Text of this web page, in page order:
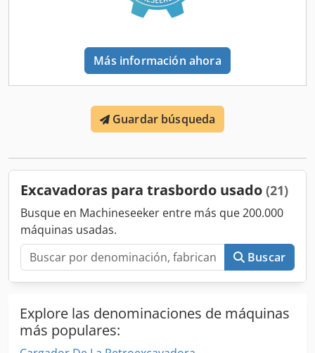
Más información ahora
Guardar búsqueda
Excavadoras para trasbordo usado (21)
Busque en Machineseeker entre más que 200.000
máquinas usadas.
Buscar
Explore las denominaciones de máquinas
más populares: